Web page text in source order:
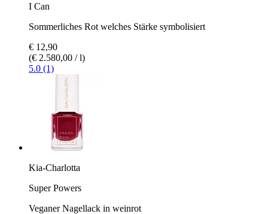
I Can
Sommerliches Rot welches Stärke symbolisiert
€ 12,90
(€ 2.580,00 / l)
5.0 (1)
Kia-Charlotta
Super Powers
Veganer Nagellack in weinrot